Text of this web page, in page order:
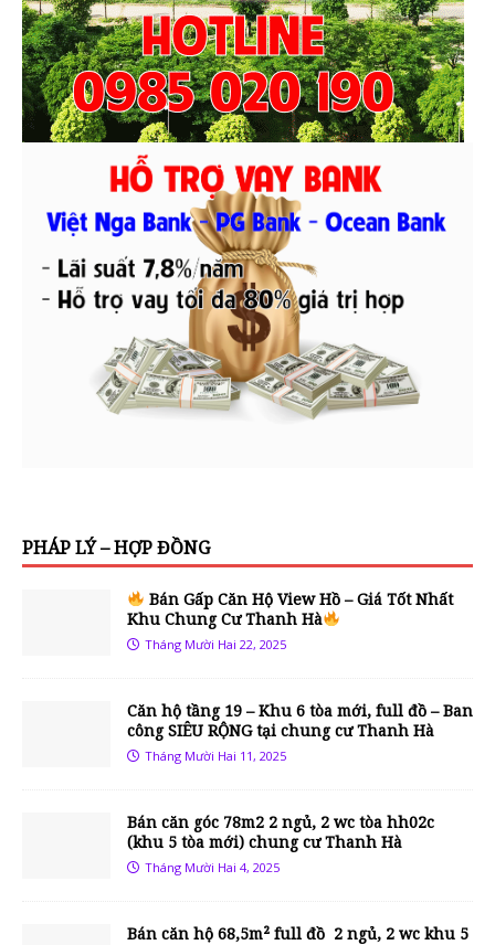
PHÁP LÝ – HỢP ĐỒNG
Bán Gấp Căn Hộ View Hồ – Giá Tốt Nhất
Khu Chung Cư Thanh Hà
Tháng Mười Hai 22, 2025
Căn hộ tầng 19 – Khu 6 tòa mới, full đồ – Ban
công SIÊU RỘNG tại chung cư Thanh Hà
Tháng Mười Hai 11, 2025
Bán căn góc 78m2 2 ngủ, 2 wc tòa hh02c
(khu 5 tòa mới) chung cư Thanh Hà
Tháng Mười Hai 4, 2025
Bán căn hộ 68,5m² full đồ 2 ngủ, 2 wc khu 5